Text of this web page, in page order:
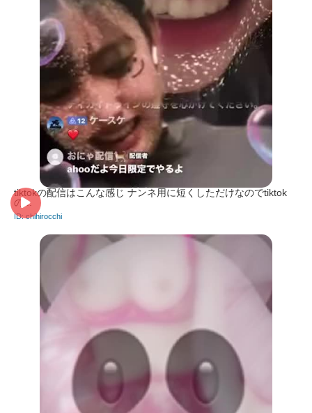
tiktokの配信はこんな感じ ナンネ用に短くしただけなのでtiktok
の...
ID: chihirocchi